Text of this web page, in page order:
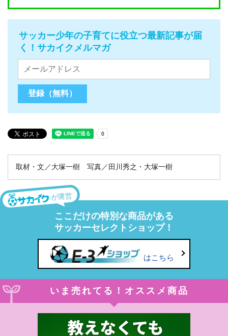
サッカー少年の子育てに役立つ最新記事が届
く！サカイクメルマガ
取材・文／大塚一樹 写真／田川秀之・大塚一樹
が運営
ここだけの特別な商品がある
サッカーセレクトショップ！
はこちら
いま売れてる！オススメ商品